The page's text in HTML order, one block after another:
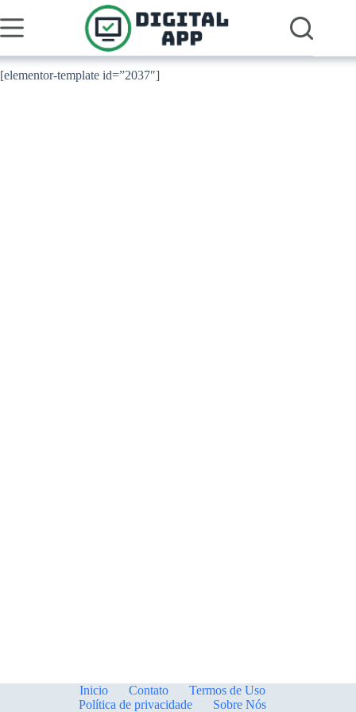
para
o
[elementor-template id=”2037″]
Inicio Contato
Termos de Uso
Política de privacidade
Sobre Nós